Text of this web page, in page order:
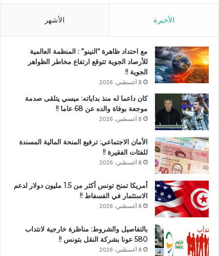
الأخيرة الأشهر
مع احتداد ظاهرة “النينو” : المنظمة العالمية
للأرصاد الجوية تتوقع ارتفاع مخاطر الظواهر
الجوية !!
8 أغسطس، 2026
كان داعما له منذ بداياته: ميسي يتلقى صدمة
موجعة بوفاة والده عن 68 عاما !!
8 أغسطس، 2026
الأمان الاجتماعي: ترفيع المنحة المالية المسندة
للفئات الفقيرة !!
8 أغسطس، 2026
أمريكا تمنح تونس أكثر من 1.5 مليون دولار لدعم
الاستثمار في الفسفاط !!
8 أغسطس، 2026
بالتفاصيل والشروط: مناظرة خارجية لانتداب
580 عونا بشركة النقل بتونس !!
8 أغسطس، 2026